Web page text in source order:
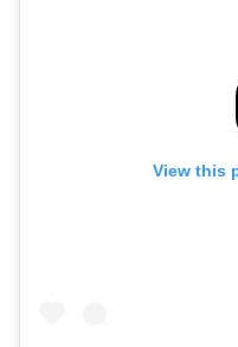
View this